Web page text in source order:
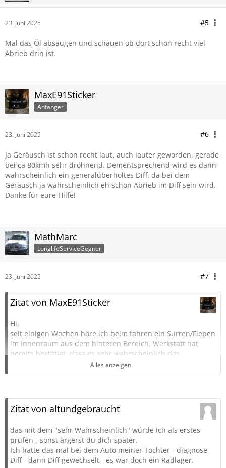
23. Juni 2025 #5
Mal das Öl absaugen und schauen ob dort schon recht viel
Abrieb drin ist.
MaxE91Sticker
Anfänger
23. Juni 2025 #6
Ja Geräusch ist schon recht laut, auch lauter geworden, gerade
bei ca 80kmh sehr dröhnend. Dementsprechend wird es dann
wahrscheinlich ein generalüberholtes Diff, da bei dem
Geräusch ja wahrscheinlich eh schon Abrieb im Diff sein wird.
Danke für eure Hilfe!
MathMarc
LonglifeServiceGegner
23. Juni 2025 #7
Zitat von MaxE91Sticker
Hi,
seit einigen Wochen höre ich beim fahren ein Surren/Fiepen
im Innenraum aus dem hinteren Bereich. Werkstatt hat
bereits bestätigt, dass es sehr wahrscheinlich das
Trotz Lifetime Ölfüllung wurde dieses Öl nach 180k km
Generalüberholtes Diff von Ebay holen und einbauen
lassen? (Hat damit Jemand Erfahrungswerte)
sich dieser Aufwand )
Oder ein neues Originaldiff holen ( wahrscheinlich sehr
teuer)
Alles anzeigen
Zitat von altundgebraucht
das mit dem "sehr Wahrscheinlich" würde ich als erstes
prüfen - sonst ärgerst du dich später.
Ich hatte das mal bei dem Auto meiner Tochter - diagnose
Diff - dann Diff gewechselt - es war doch ein Radlager.